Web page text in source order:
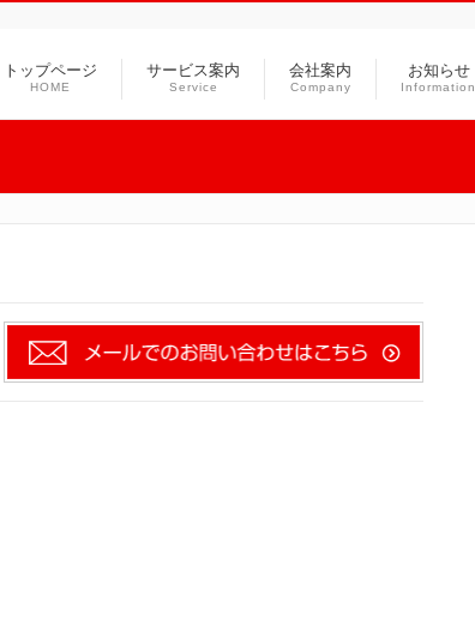
トップページ
HOME
サービス案内
Service
会社案内
Company
お知らせ
Information